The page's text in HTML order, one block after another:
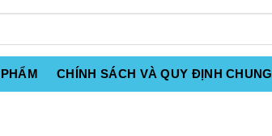
CHÍNH SÁCH VÀ QUY ĐỊNH CHUNG